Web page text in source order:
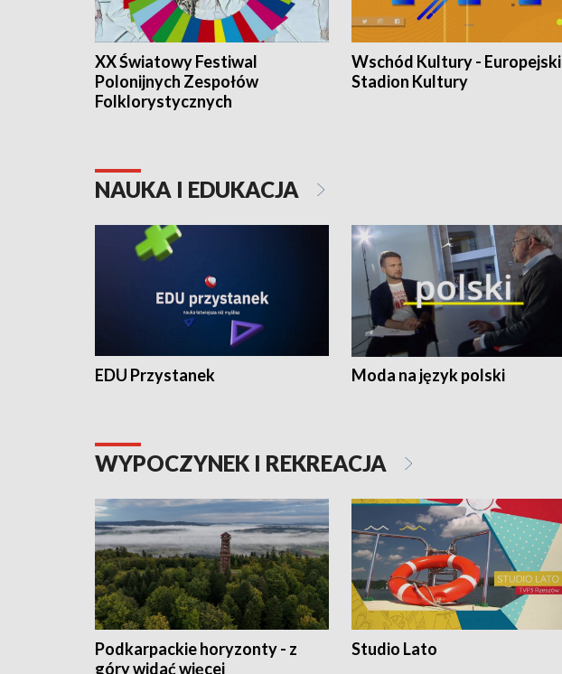
XX Światowy Festiwal
Polonijnych Zespołów
Folklorystycznych
Wschód Kultury - Europejski
Stadion Kultury
NAUKA I EDUKACJA
EDU Przystanek Moda na język polski
WYPOCZYNEK I REKREACJA
Podkarpackie horyzonty - z
góry widać więcej
Studio Lato